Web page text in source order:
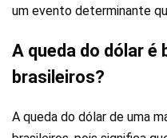
um evento determinante
A queda do dólar é
brasileiros?
A queda do dólar de uma